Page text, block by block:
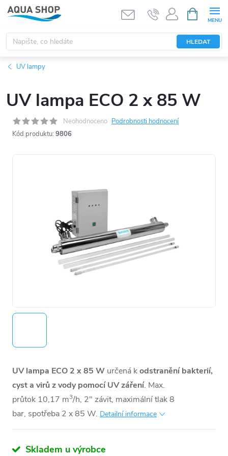
Přejít
na
obsah
HLEDAT
NÁKUPNÍ
KOŠÍK
UV lampy
UV lampa ECO 2 x 85 W
Neohodnoceno Podrobnosti hodnocení
Kód produktu: 9806
UV lampa ECO 2 x 85 W určená kodstranění bakterií,
cyst a virů z vody pomocí UV záření. Max.
průtok 10,17 m3/h, 2" závit, maximální tlak 8
bar, spotřeba 2 x 85 W. Detailní informace
Skladem u výrobce